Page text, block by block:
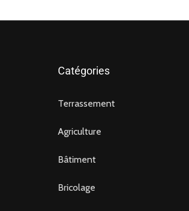
Catégories
Terrassement
Agriculture
Bâtiment
Bricolage